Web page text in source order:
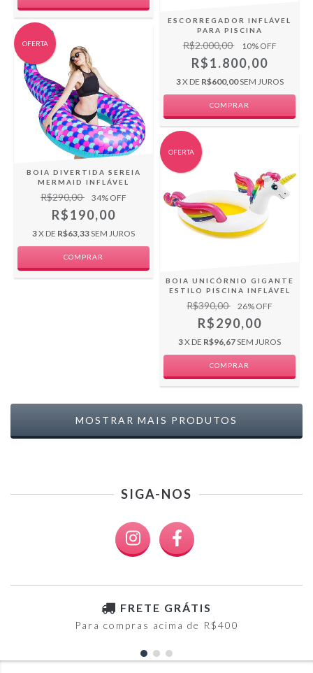
ESCORREGADOR INFLÁVEL
PARA PISCINA
R$2.000,00 10% OFF
R$1.800,00
3X DE R$600,00SEM JUROS
OFERTA
BOIA DIVERTIDA SEREIA
MERMAID INFLÁVEL
R$290,00 34% OFF
R$190,00
3X DE R$63,33SEM JUROS
OFERTA
BOIA UNICÓRNIO GIGANTE
ESTILO PISCINA INFLÁVEL
R$390,00 26% OFF
R$290,00
3X DE R$96,67SEM JUROS
MOSTRAR MAIS PRODUTOS
SIGA-NOS
FRETE GRÁTIS
Para compras acima de R$400